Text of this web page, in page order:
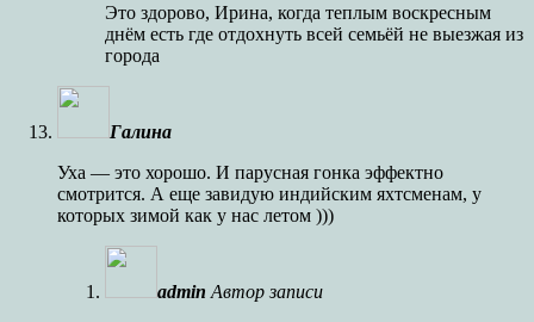
Это здорово, Ирина, когда теплым воскресным
днём есть где отдохнуть всей семьёй не выезжая из
города
Галина
Уха — это хорошо. И парусная гонка эффектно
смотрится. А еще завидую индийским яхтсменам, у
которых зимой как у нас летом )))
admin Автор записи